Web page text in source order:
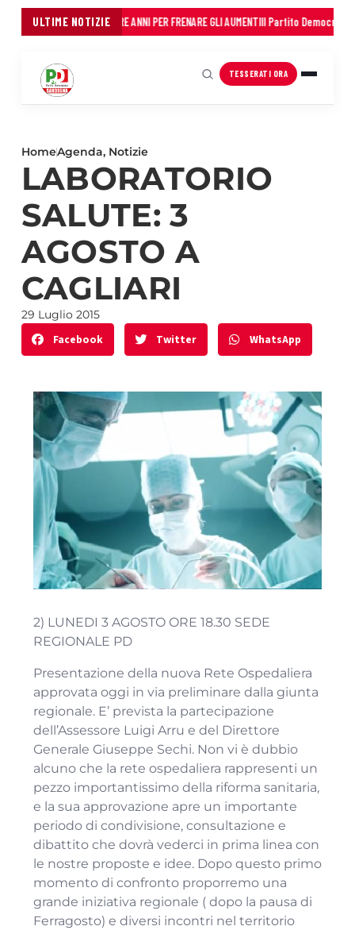
ULTIME NOTIZIE
45 MILIONI IN TRE ANNI PER FRENARE GLI AUMENTIIl Partito Democratico
TESSERATI ORA
HomeAgenda, Notizie
LABORATORIO
SALUTE: 3
AGOSTO A
CAGLIARI
29 Luglio 2015
Facebook Twitter WhatsApp
2) LUNEDI 3 AGOSTO ORE 18.30 SEDE
REGIONALE PD
Presentazione della nuova Rete Ospedaliera
approvata oggi in via preliminare dalla giunta
regionale. E’ prevista la partecipazione
dell’Assessore Luigi Arru e del Direttore
Generale Giuseppe Sechi. Non vi è dubbio
alcuno che la rete ospedaliera rappresenti un
pezzo importantissimo della riforma sanitaria,
e la sua approvazione apre un importante
periodo di condivisione, consultazione e
dibattito che dovrà vederci in prima linea con
le nostre proposte e idee. Dopo questo primo
momento di confronto proporremo una
grande iniziativa regionale ( dopo la pausa di
Ferragosto) e diversi incontri nel territorio